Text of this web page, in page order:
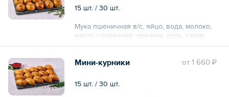
15 шт. / 30 шт.
Мука пшеничная в/с, яйцо, вода, молоко,
масло сливочное, дрожжи, соль, сахар,
картофель, шампиньоны, лук репчатый,
oт 1 660 ₽
Мини-курники
15 шт. / 30 шт.